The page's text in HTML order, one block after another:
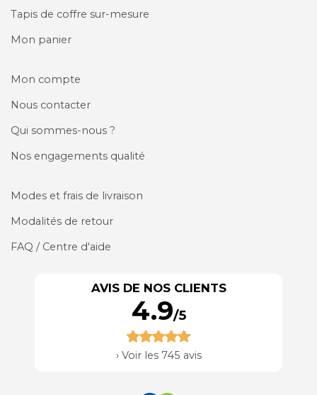
Tapis de coffre sur-mesure
Mon panier
Mon compte
Nous contacter
Qui sommes-nous ?
Nos engagements qualité
Modes et frais de livraison
Modalités de retour
FAQ / Centre d'aide
AVIS DE NOS CLIENTS
4.9/5
› Voir les 745 avis